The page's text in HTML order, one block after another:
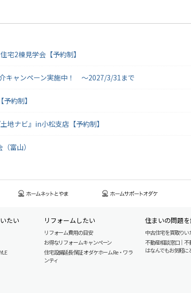
宅2棟見学会【予約制】
キャンペーン実施中！ ～2027/3/31まで
約制】
地ナビ』in小松支店【予約制】
富山）
たい リフォームしたい
リフォーム費用の目安
お得なリフォームキャンペーン
住宅設備延長保証 オダケホーム Re・ワラ
ンティ
住まいの問題
中古住宅を買取りい
不動産相談窓口｜
はなんでもお気軽に